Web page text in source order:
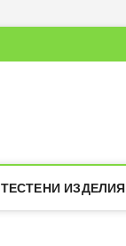
ТЕСТЕНИ ИЗДЕЛИЯ